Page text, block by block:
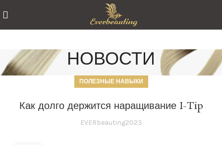
НОВОСТИ
ПОЛЕЗНЫЕ НАВЫКИ
Как долго держится наращивание I-Tip
EVERbeauting2023